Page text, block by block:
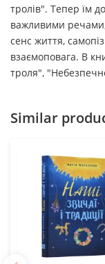
тролів". Тепер їм
важливими
сенс життя,
взаємоповага. В
троля",
Similar